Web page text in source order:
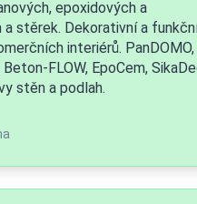
epoxidových a
stěrek. Dekorativní a
interiérů. PanDOMO,
FLOW, EpoCem,
stěn a podlah.